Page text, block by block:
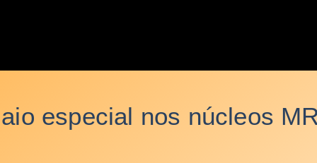
especial nos núcleos